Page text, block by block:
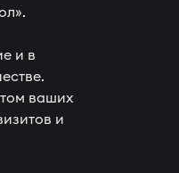
и в
ваших
и